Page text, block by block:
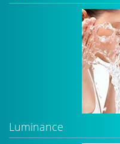
Luminance